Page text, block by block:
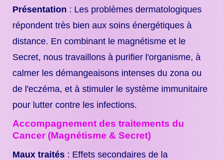
Présentation : Les problèmes dermatologiques
répondent très bien aux soins énergétiques à
distance. En combinant le magnétisme et le
Secret, nous travaillons à purifier l'organisme, à
calmer les démangeaisons intenses du zona ou
de l'eczéma, et à stimuler le système immunitaire
pour lutter contre les infections.
Accompagnement des traitements du
Cancer (Magnétisme & Secret)
Maux traités : Effets secondaires de la